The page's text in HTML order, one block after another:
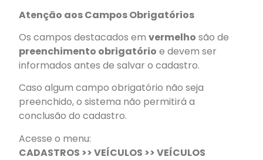
Atenção aos Campos Obrigatórios
Os campos destacados em vermelho são de
preenchimento obrigatório e devem ser
informados antes de salvar o cadastro.
Caso algum campo obrigatório não seja
preenchido, o sistema não permitirá a
conclusão do cadastro.
Acesse o menu:
CADASTROS >> VEÍCULOS >> VEÍCULOS